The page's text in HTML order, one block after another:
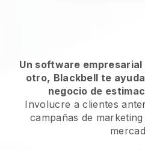
Un software
otro, Blackbell te
negocio de
Involucre a clientes
campañas de